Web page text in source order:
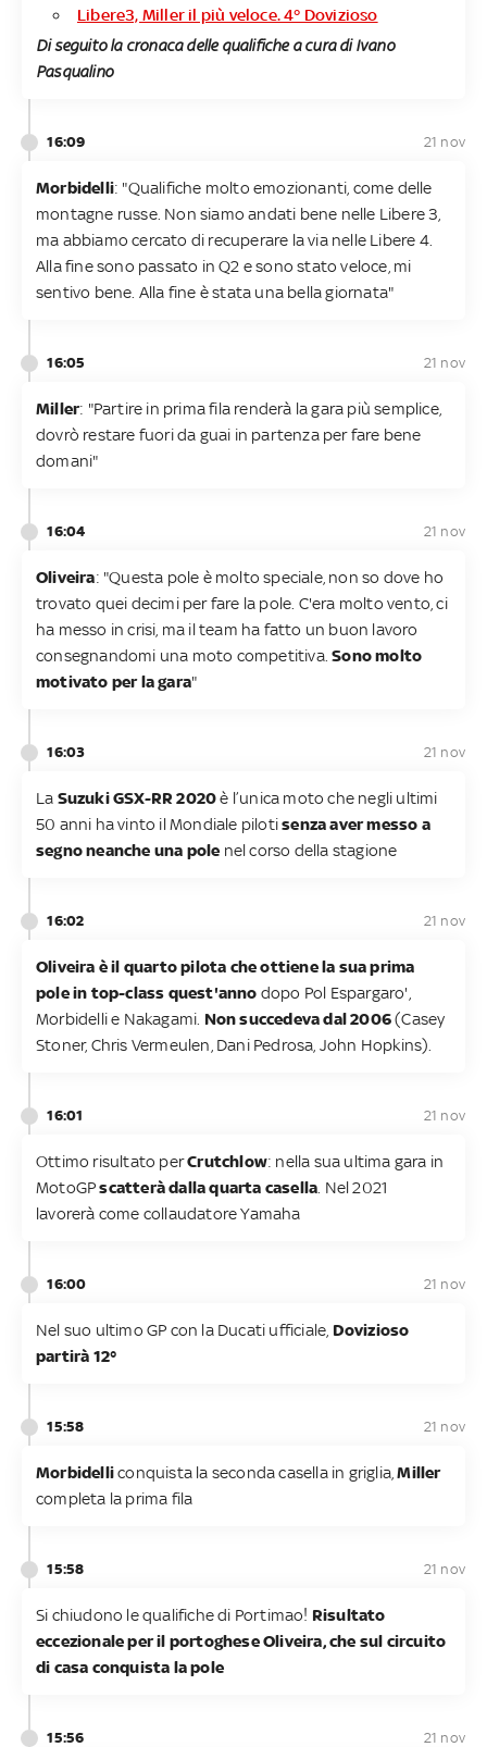
Libere3, Miller il più veloce. 4° Dovizioso
Di seguito la cronaca delle qualifiche a cura di Ivano
Pasqualino
16:09 21 nov
Morbidelli: "Qualifiche molto emozionanti, come delle
montagne russe. Non siamo andati bene nelle Libere 3,
ma abbiamo cercato di recuperare la via nelle Libere 4.
Alla fine sono passato in Q2 e sono stato veloce, mi
sentivo bene. Alla fine è stata una bella giornata"
16:05 21 nov
Miller: "Partire in prima fila renderà la gara più semplice,
dovrò restare fuori da guai in partenza per fare bene
domani"
16:04 21 nov
Oliveira: "Questa pole è molto speciale, non so dove ho
trovato quei decimi per fare la pole. C'era molto vento, ci
ha messo in crisi, ma il team ha fatto un buon lavoro
consegnandomi una moto competitiva.Sono molto
motivato per la gara"
16:03 21 nov
La Suzuki GSX-RR 2020è l’unica moto che negli ultimi
50 anni ha vinto il Mondiale pilotisenza aver messo a
segno neanche una pole nel corso della stagione
16:02 21 nov
Oliveira è il quarto pilota che ottiene la sua prima
pole in top-class quest'anno dopo Pol Espargaro',
Morbidelli e Nakagami. Non succedeva dal 2006(Casey
Stoner, Chris Vermeulen, Dani Pedrosa, John Hopkins).
16:01 21 nov
Ottimo risultato perCrutchlow: nella sua ultima gara in
MotoGPscatterà dalla quarta casella . Nel 2021
lavorerà come collaudatore Yamaha
16:00 21 nov
Nel suo ultimo GP con la Ducati ufficiale, Dovizioso
partirà 12°
15:58 21 nov
Morbidelliconquista la seconda casella in griglia,Miller
completa la prima fila
15:58 21 nov
Si chiudono le qualifiche di Portimao! Risultato
eccezionale per il portoghese Oliveira, che sul circuito
di casa conquista la pole
15:56 21 nov